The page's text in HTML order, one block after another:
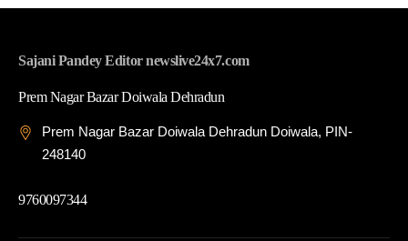
Sajani Pandey Editor newslive24x7.com
Prem Nagar Bazar Doiwala Dehradun
Prem Nagar Bazar Doiwala Dehradun Doiwala, PIN-
248140
9760097344